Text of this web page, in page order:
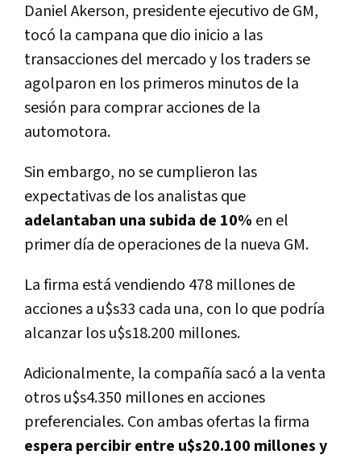
Daniel Akerson, presidente ejecutivo de GM,
tocó la campana que dio inicio a las
transacciones del mercado y los traders se
agolparon en los primeros minutos de la
sesión para comprar acciones de la
automotora.
Sin embargo, no se cumplieron las
expectativas de los analistas que
adelantaban una subida de 10% en el
primer día de operaciones de la nueva GM.
La firma está vendiendo 478 millones de
acciones a u$s33 cada una, con lo que podría
alcanzar los u$s18.200 millones.
Adicionalmente, la compañía sacó a la venta
otros u$s4.350 millones en acciones
preferenciales. Con ambas ofertas la firma
espera percibir entre u$s20.100 millones y